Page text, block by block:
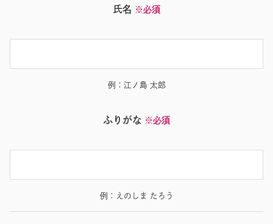
氏名 ※必須
例：江ノ島 太郎
ふりがな ※必須
例：えのしま たろう